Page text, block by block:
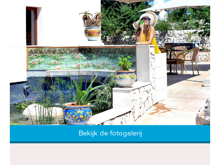
Bekijk de fotogalerij